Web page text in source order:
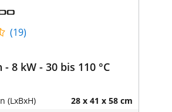
(19)
8 kW - 30 bis 110 °C
(LxBxH) 28 x 41 x 58 cm